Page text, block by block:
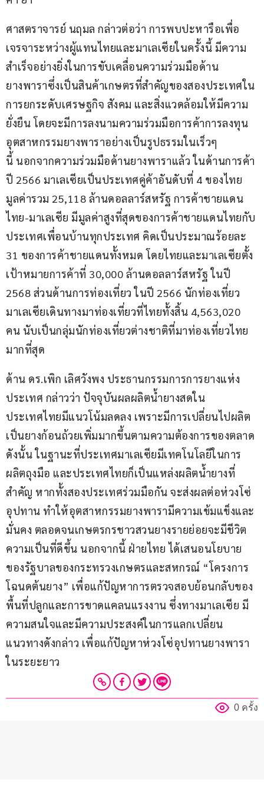
ศาสตราจารย์ นฤมล กล่าวต่อว่า การพบปะหารือเพื่อ
เจรจาระหว่างผู้แทนไทยและมาเลเซียในครั้งนี้ มีความ
สำเร็จอย่างยิ่งในการขับเคลื่อนความร่วมมือด้าน
ยางพาราซึ่งเป็นสินค้าเกษตรที่สำคัญของสองประเทศใน
การยกระดับเศรษฐกิจ สังคม และสิ่งแวดล้อมให้มีความ
ยั่งยืน โดยจะมีการลงนามความร่วมมือการค้าการลงทุน
อุตสาหกรรมยางพาราอย่างเป็นรูปธรรมในเร็วๆ
นี้ นอกจากความร่วมมือด้านยางพาราแล้ว ในด้านการค้า
ปี 2566 มาเลเซียเป็นประเทศคู่ค้าอันดับที่ 4 ของไทย
มูลค่ารวม 25,118 ล้านดอลลาร์สหรัฐ การค้าชายแดน
ไทย-มาเลเซีย มีมูลค่าสูงที่สุดของการค้าชายแดนไทยกับ
ประเทศเพื่อนบ้านทุกประเทศ คิดเป็นประมาณร้อยละ
31 ของการค้าชายแดนทั้งหมด โดยไทยและมาเลเซียตั้ง
เป้าหมายการค้าที่ 30,000 ล้านดอลลาร์สหรัฐ ในปี
2568 ส่วนด้านการท่องเที่ยว ในปี 2566 นักท่องเที่ยว
มาเลเซียเดินทางมาท่องเที่ยวที่ไทยทั้งสิ้น 4,563,020
คน นับเป็นกลุ่มนักท่องเที่ยวต่างชาติที่มาท่องเที่ยวไทย
มากที่สุด
ด้าน ดร.เพิก เลิศวังพง ประธานกรรมการการยางแห่ง
ประเทศ กล่าวว่า ปัจจุบันผลผลิตน้ำยางสดใน
ประเทศไทยมีแนวโน้มลดลง เพราะมีการเปลี่ยนไปผลิต
เป็นยางก้อนถ้วยเพิ่มมากขึ้นตามความต้องการของตลาด
ดังนั้น ในฐานะที่ประเทศมาเลเซียมีเทคโนโลยีในการ
ผลิตถุงมือ และประเทศไทยก็เป็นแหล่งผลิตน้ำยางที่
สำคัญ หากทั้งสองประเทศร่วมมือกัน จะส่งผลต่อห่วงโซ่
อุปทาน ทำให้อุตสาหกรรมยางพารามีความเข้มแข็งและ
มั่นคง ตลอดจนเกษตรกรชาวสวนยางรายย่อยจะมีชีวิต
ความเป็นที่ดีขึ้น นอกจากนี้ ฝ่ายไทย ได้เสนอนโยบาย
ของรัฐบาลของกระทรวงเกษตรและสหกรณ์ “โครงการ
โฉนดต้นยาง” เพื่อแก้ปัญหาการตรวจสอบย้อนกลับของ
พื้นที่ปลูกและการขาดแคลนแรงงาน ซึ่งทางมาเลเซีย มี
ความสนใจและมีความประสงค์ในการแลกเปลี่ยน
แนวทางดังกล่าว เพื่อแก้ปัญหาห่วงโซ่อุปทานยางพารา
ในระยะยาว
0 ครั้ง